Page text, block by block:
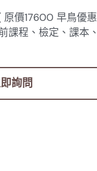
原價17600 早鳥優惠
課程、檢定、課本、
詢問